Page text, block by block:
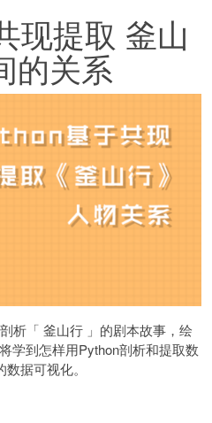
现提取 釜山
的关系
析「 釜山行 」的剧本故事，绘
学到怎样用Python剖析和提取数
据可视化。